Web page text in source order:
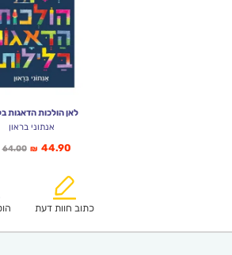
לאן הולכות הדאגות
אנתוני בראון
64.00המחיר
₪64.00.
₪ 44.90המחיר
הוא:
כתוב חוות דעת